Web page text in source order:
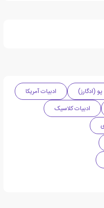
(ادگارز)
ادبیات آمریکا
ادبیات کلاسیک